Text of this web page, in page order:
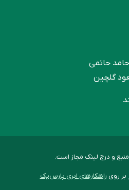
حاتمی
گلچین
منبع و درج لینک مجاز است.
بر روی راهکارهای ابری پارس‌پک